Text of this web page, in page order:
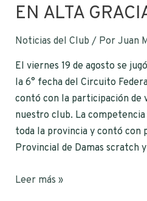
EN ALTA
Noticias del Club / Por Juan
El viernes 19 de agosto se
la 6° fecha del Circuito
contó con la participación de
nuestro club. La
toda la provincia y contó con
Provincial de Damas scratch
Leer más »